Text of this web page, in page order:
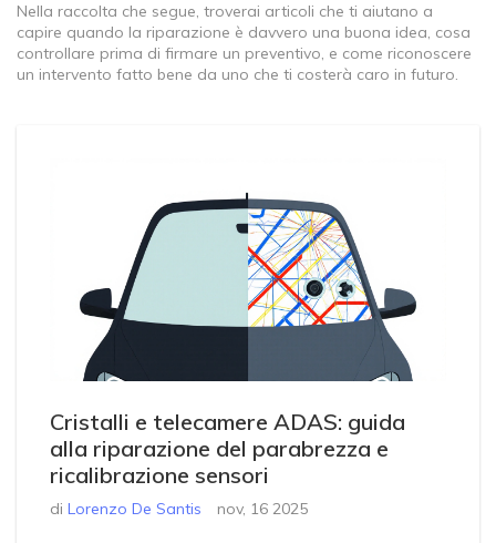
Nella raccolta che segue, troverai articoli che ti aiutano a
capire quando la riparazione è davvero una buona idea, cosa
controllare prima di firmare un preventivo, e come riconoscere
un intervento fatto bene da uno che ti costerà caro in futuro.
Cristalli e telecamere ADAS: guida
alla riparazione del parabrezza e
ricalibrazione sensori
di Lorenzo De Santis nov, 16 2025